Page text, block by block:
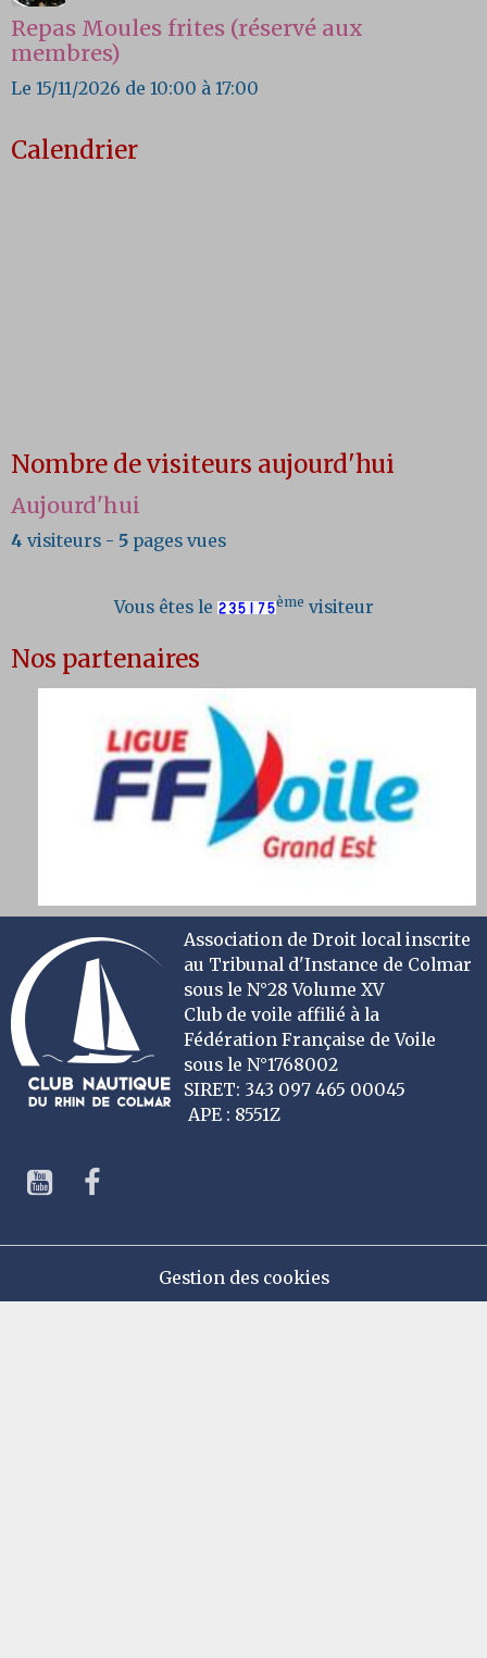
Repas Moules frites (réservé aux
membres)
Le 15/11/2026 de 10:00 à 17:00
Calendrier
Nombre de visiteurs aujourd'hui
Aujourd'hui
4 visiteurs - 5 pages vues
Vous êtes le ème visiteur
Nos partenaires
Association de Droit local inscrite
au Tribunal d'Instance de Colmar
sous le N°28 Volume XV
Club de voile affilié à la
Fédération Française de Voile
sous le N°1768002
SIRET: 343 097 465 00045
APE : 8551Z
Gestion des cookies